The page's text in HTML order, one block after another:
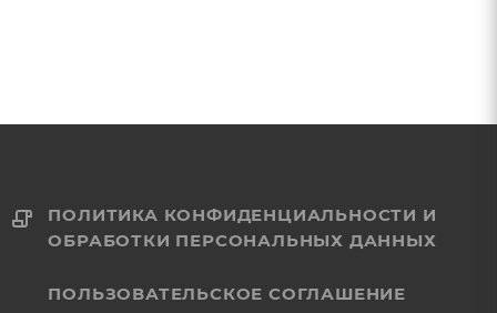
ПОЛИТИКА КОНФИДЕНЦИАЛЬНОСТИ И
ОБРАБОТКИ ПЕРСОНАЛЬНЫХ ДАННЫХ
ПОЛЬЗОВАТЕЛЬСКОЕ СОГЛАШЕНИЕ